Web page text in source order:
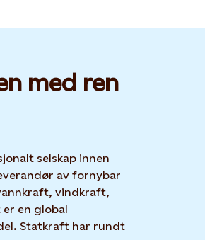
med ren
selskap innen
av fornybar
vindkraft,
en global
Statkraft har rundt